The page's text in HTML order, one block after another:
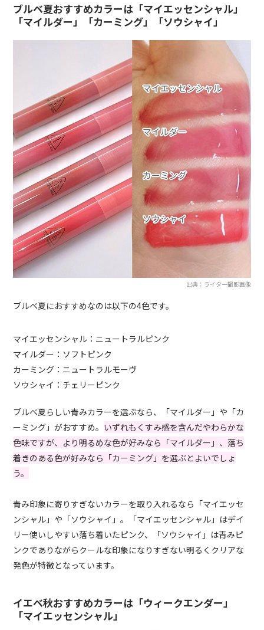
ブルベ夏おすすめカラーは「マイエッセンシャル」
「マイルダー」「カーミング」「ソウシャイ」
出典：ライター撮影画像
ブルベ夏におすすめなのは以下の4色です。
マイエッセンシャル：ニュートラルピンク
マイルダー：ソフトピンク
カーミング：ニュートラルモーヴ
ソウシャイ：チェリーピンク
ブルベ夏らしい青みカラーを選ぶなら、「マイルダー」や「カ
ーミング」がおすすめ。 いずれもくすみ感を含んだやわらかな
色味ですが、より明るめな色が好みなら「マイルダー」、落ち
着きのある色が好みなら「カーミング」を選ぶとよいでしょ
う。
青み印象に寄りすぎないカラーを取り入れるなら「マイエッセ
ンシャル」や「ソウシャイ」。「マイエッセンシャル」はデイ
リー使いしやすい落ち着いたピンク、「ソウシャイ」は青みピ
ンクでありながらクールな印象になりすぎない明るくクリアな
発色が特徴となっています。
イエベ秋おすすめカラーは「ウィークエンダー」
「マイエッセンシャル」